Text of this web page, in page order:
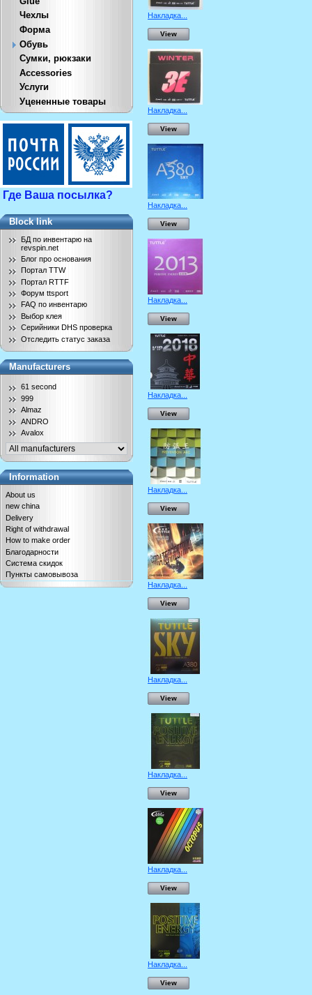
Чехлы
Форма
Обувь
Сумки, рюкзаки
Accessories
Услуги
Уцененные товары
Где Ваша посылка?
Block link
БД по инвентарю на
revspin.net
Блог про основания
Портал TTW
Портал RTTF
Форум ttsport
FAQ по инвентарю
Выбор клея
Серийники DHS проверка
Отследить статус заказа
Manufacturers
61 second
999
Almaz
ANDRO
Avalox
Information
About us
new china
Delivery
Right of withdrawal
How to make order
Благодарности
Система скидок
Пункты самовывоза
Накладка...
View
Накладка...
View
Накладка...
View
Накладка...
View
Накладка...
View
Накладка...
View
Накладка...
View
Накладка...
View
Накладка...
View
Накладка...
View
Накладка...
View